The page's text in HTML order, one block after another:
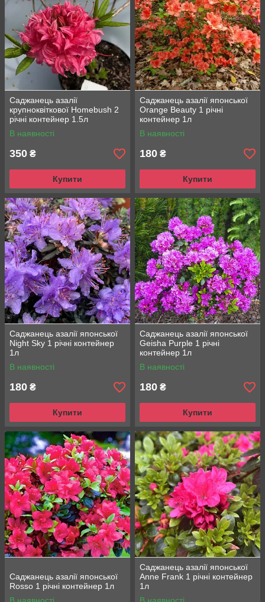
Саджанець азалії
крупноквіткової Homebush 2
річні контейнер 1.5л
В наявності
350 ₴
Купити
Саджанець азалії японської
Orange Beauty 1 річні
контейнер 1л
В наявності
180 ₴
Купити
Саджанець азалії японської
Night Sky 1 річні контейнер
1л
В наявності
180 ₴
Купити
Саджанець азалії японської
Geisha Purple 1 річні
контейнер 1л
В наявності
180 ₴
Купити
Саджанець азалії японської
Rosso 1 річні контейнер 1л
Саджанець азалії японської
Anne Frank 1 річні контейнер
1л